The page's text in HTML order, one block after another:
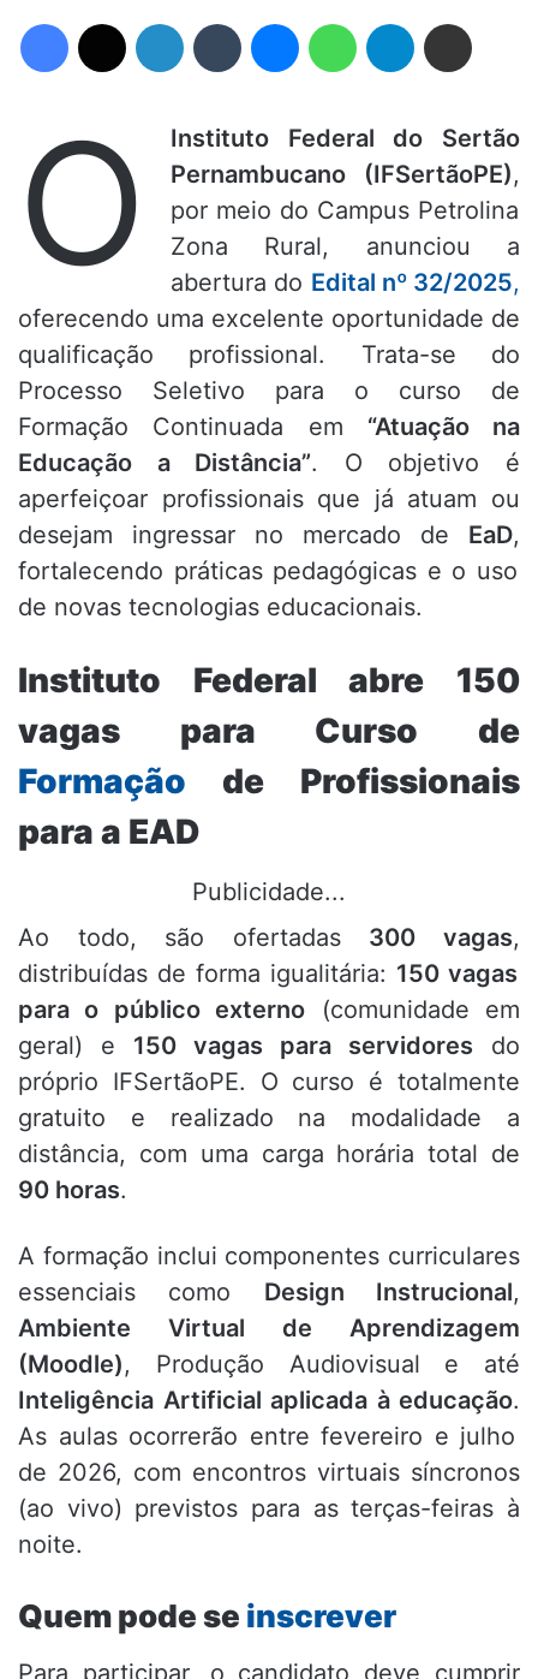
O
Instituto Federal do Sertão
Pernambucano (IFSertãoPE),
por meio do Campus Petrolina
Zona Rural, anunciou a
abertura do Edital nº 32/2025,
oferecendo uma excelente oportunidade de
qualificação profissional. Trata-se do
Processo Seletivo para o curso de
Formação Continuada em “Atuação na
Educação a Distância”. O objetivo é
aperfeiçoar profissionais que já atuam ou
desejam ingressar no mercado de EaD,
fortalecendo práticas pedagógicas e o uso
de novas tecnologias educacionais.
Instituto Federal abre 150
vagas para Curso de
Formação de Profissionais
para a EAD
Publicidade...
Ao todo, são ofertadas 300 vagas,
distribuídas de forma igualitária: 150 vagas
para o público externo (comunidade em
geral) e 150 vagas para servidores do
próprio IFSertãoPE. O curso é totalmente
gratuito e realizado na modalidade a
distância, com uma carga horária total de
90 horas.
A formação inclui componentes curriculares
essenciais como Design Instrucional,
Ambiente Virtual de Aprendizagem
(Moodle), Produção Audiovisual e até
Inteligência Artificial aplicada à educação.
As aulas ocorrerão entre fevereiro e julho
de 2026, com encontros virtuais síncronos
(ao vivo) previstos para as terças-feiras à
noite.
Quem pode se inscrever
Para participar, o candidato deve cumprir